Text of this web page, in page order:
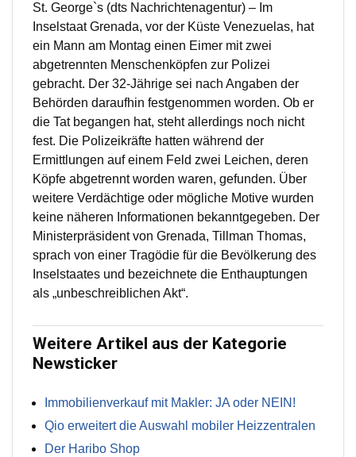
St. George`s (dts Nachrichtenagentur) – Im
Inselstaat Grenada, vor der Küste Venezuelas, hat
ein Mann am Montag einen Eimer mit zwei
abgetrennten Menschenköpfen zur Polizei
gebracht. Der 32-Jährige sei nach Angaben der
Behörden daraufhin festgenommen worden. Ob er
die Tat begangen hat, steht allerdings noch nicht
fest. Die Polizeikräfte hatten während der
Ermittlungen auf einem Feld zwei Leichen, deren
Köpfe abgetrennt worden waren, gefunden. Über
weitere Verdächtige oder mögliche Motive wurden
keine näheren Informationen bekanntgegeben. Der
Ministerpräsident von Grenada, Tillman Thomas,
sprach von einer Tragödie für die Bevölkerung des
Inselstaates und bezeichnete die Enthauptungen
als „unbeschreiblichen Akt“.
Weitere Artikel aus der Kategorie
Newsticker
Immobilienverkauf mit Makler: JA oder NEIN!
Qio erweitert die Auswahl mobiler Heizzentralen
Der Haribo Shop